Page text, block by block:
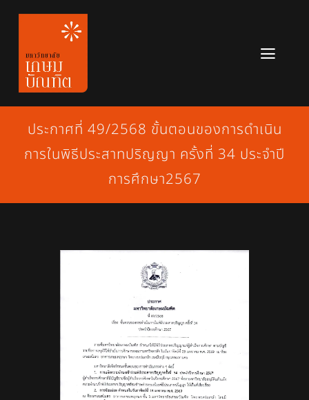
Skip
content
หลักสูตร
ข่าวสาร
เกี่ยวกับมหาวิทยาลัย
สมัครเรียน
ประกาศที่ 49/2568 ขั้นตอนของการดำเนิน
การในพิธีประสาทปริญญา ครั้งที่ 34 ประจำปี
การศึกษา2567